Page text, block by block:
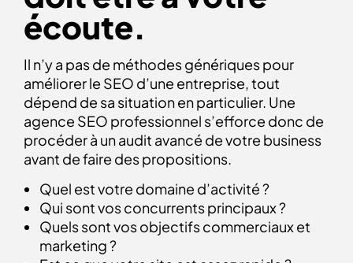
écoute.
Il n’y a pas de méthodes génériques pour
améliorer le SEO d’une entreprise, tout
dépend de sa situation en particulier. Une
agence SEO professionnel s’efforce donc de
procéder à un audit avancé de votre business
avant de faire des propositions.
Quel est votre domaine d’activité ?
Qui sont vos concurrents principaux ?
Quels sont vos objectifs commerciaux et
marketing ?